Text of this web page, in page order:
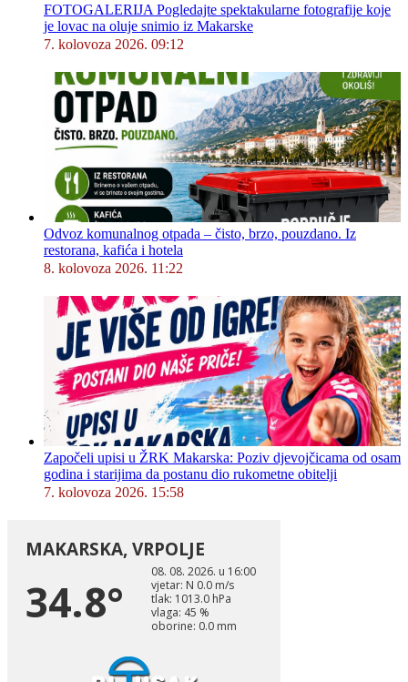
FOTOGALERIJA Pogledajte spektakularne fotografije koje
je lovac na oluje snimio iz Makarske
7. kolovoza 2026. 09:12
Odvoz komunalnog otpada – čisto, brzo, pouzdano. Iz
restorana, kafića i hotela
8. kolovoza 2026. 11:22
Započeli upisi u ŽRK Makarska: Poziv djevojčicama od osam
godina i starijima da postanu dio rukometne obitelji
7. kolovoza 2026. 15:58